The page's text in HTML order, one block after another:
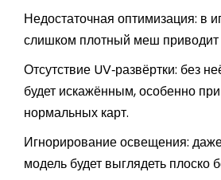
Недостаточная оптимизация: в
слишком плотный меш приводит
Отсутствие UV‑развёртки: без
будет искажённым, особенно
нормальных карт.
Игнорирование освещения:
модель будет выглядеть плоско